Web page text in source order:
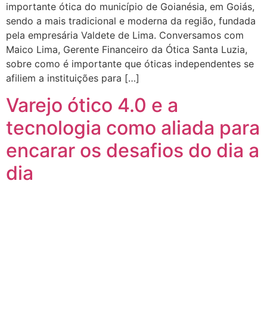
importante ótica do município de Goianésia, em Goiás,
sendo a mais tradicional e moderna da região, fundada
pela empresária Valdete de Lima. Conversamos com
Maico Lima, Gerente Financeiro da Ótica Santa Luzia,
sobre como é importante que óticas independentes se
afiliem a instituições para […]
Varejo ótico 4.0 e a
tecnologia como aliada para
encarar os desafios do dia a
dia